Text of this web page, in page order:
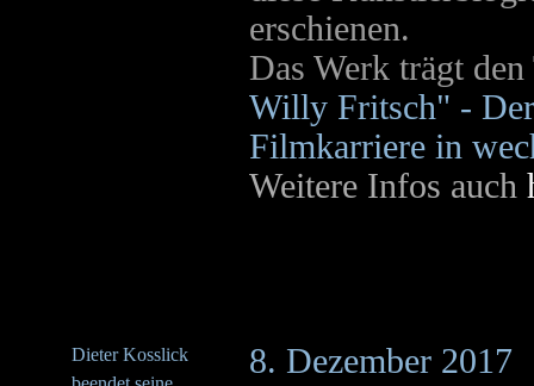
erschienen.
Das Werk trägt
Willy Fritsch" -
Filmkarriere in
Weitere Infos auch
Dieter Kosslick
8. Dezember 2017